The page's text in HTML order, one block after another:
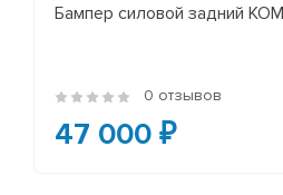
Бампер силовой задний
0 отзывов
47 000 ₽